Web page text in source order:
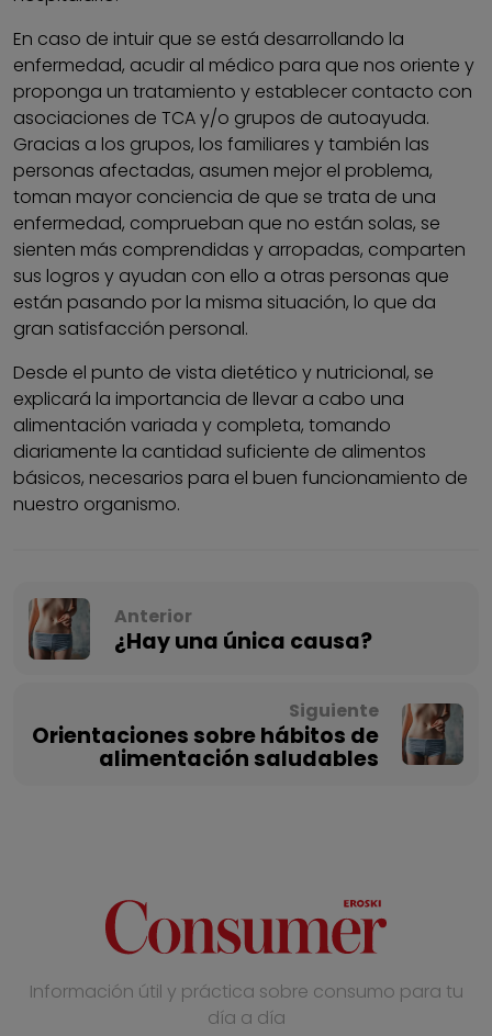
En caso de intuir que se está desarrollando la
enfermedad, acudir al médico para que nos oriente y
proponga un tratamiento y establecer contacto con
asociaciones de TCA y/o grupos de autoayuda.
Gracias a los grupos, los familiares y también las
personas afectadas, asumen mejor el problema,
toman mayor conciencia de que se trata de una
enfermedad, comprueban que no están solas, se
sienten más comprendidas y arropadas, comparten
sus logros y ayudan con ello a otras personas que
están pasando por la misma situación, lo que da
gran satisfacción personal.
Desde el punto de vista dietético y nutricional, se
explicará la importancia de llevar a cabo una
alimentación variada y completa, tomando
diariamente la cantidad suficiente de alimentos
básicos, necesarios para el buen funcionamiento de
nuestro organismo.
Anterior
¿Hay una única causa?
Siguiente
Orientaciones sobre hábitos de
alimentación saludables
Información útil y práctica sobre consumo para tu
día a día